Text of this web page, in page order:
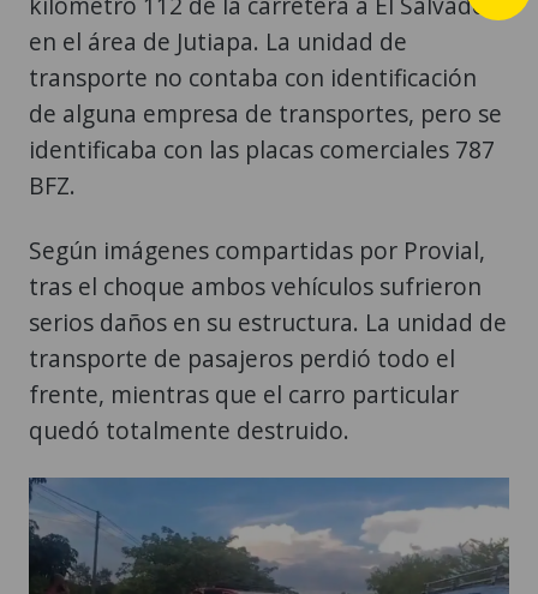
en el área de Jutiapa. La unidad de
transporte no contaba con identificación
de alguna empresa de transportes, pero se
identificaba con las placas comerciales 787
BFZ.
Según imágenes compartidas por Provial,
tras el choque ambos vehículos sufrieron
serios daños en su estructura. La unidad de
transporte de pasajeros perdió todo el
frente, mientras que el carro particular
quedó totalmente destruido.